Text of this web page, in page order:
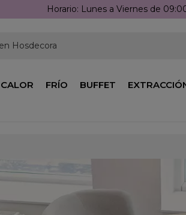
Hosdecora
CALOR FRÍO BUFFET